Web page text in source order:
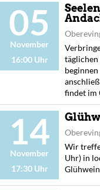
05
November
16:00 Uhr
täglichen
findet im
14
November
17:30 Uhr
Wir
Uhr) in